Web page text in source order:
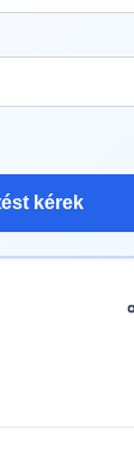
kérek